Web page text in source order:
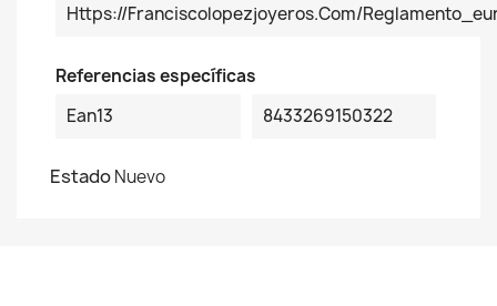
Https://franciscolopezjoyeros.com/
Referencias específicas
Ean13
8433269150322
EstadoNuevo